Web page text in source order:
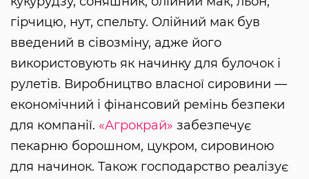
гірчицю, нут, спельту. Олійний мак був
введений в сівозміну, адже його
використовують як начинку для булочок і
рулетів. Виробництво власної сировини —
економічний і фінансовий ремінь безпеки
для компанії. «Агрокрай» забезпечує
пекарню борошном, цукром, сировиною
для начинок. Також господарство реалізує